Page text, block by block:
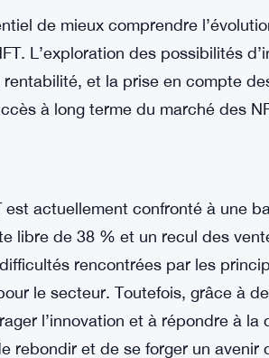
des NFT et stimuler une
proactives. Il est essentiel
marchés et auprès de
de l’utilisateur.
de mieux comprendre
L’exploration des possibilités
rentabilité, et la prise en compte
à long terme du marché des